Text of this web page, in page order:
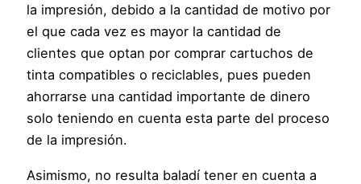
la impresión, debido a la cantidad de motivo por
el que cada vez es mayor la cantidad de
clientes que optan por comprar cartuchos de
tinta compatibles o reciclables, pues pueden
ahorrarse una cantidad importante de dinero
solo teniendo en cuenta esta parte del proceso
de la impresión.
Asimismo, no resulta baladí tener en cuenta a